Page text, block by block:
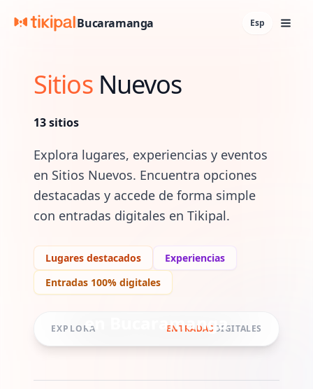
Bucaramanga Esp
Sitios Nuevos
13sitios
Explora lugares, experiencias y eventos
en Sitios Nuevos. Encuentra opciones
destacadas y accede de forma simple
con entradas digitales en Tikipal.
Lugares destacados
Experiencias
Entradas 100% digitales
Lugares y experiencias
en
Bucaramanga
EXPLORA ENTRADAS DIGITALES